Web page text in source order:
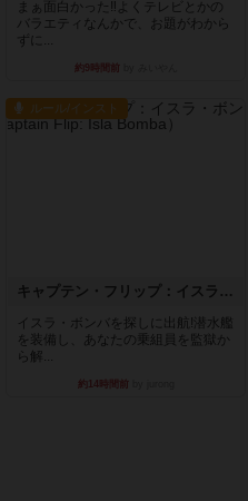
まぁ面白かった‼️よくテレビとかの
バラエティなんかで、お題がわから
ずに...
約9時間前
ルール/インスト
キャプテン・フリップ：イスラ・ボンバ
イスラ・ボンバを探しに出航!潜水艦
を装備し、あなたの乗組員を監獄か
ら解...
約14時間前